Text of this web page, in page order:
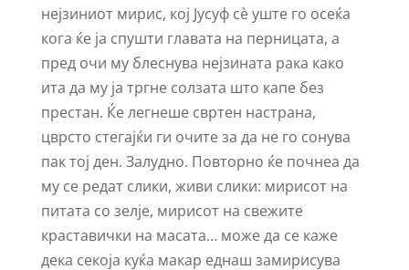
нејзиниот мирис, кој Јусуф сѐ уште го осеќа
кога ќе ја спушти главата на перницата, а
пред очи му блеснува нејзината рака како
ита да му ја тргне солзата што капе без
престан. Ќе легнеше свртен настрана,
цврсто стегајќи ги очите за да не го сонува
пак тој ден. Залудно. Повторно ќе почнеа да
му се редат слики, живи слики: мирисот на
питата со зелје, мирисот на свежите
краставички на масата… може да се каже
дека секоја куќа макар еднаш замирисува